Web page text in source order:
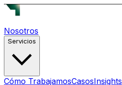
Nosotros
Servicios
Cómo TrabajamosCasosInsights